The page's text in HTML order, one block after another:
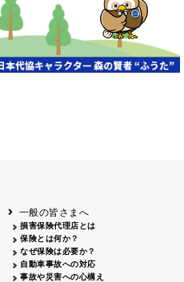
一般の皆さまへ
損害保険代理店とは
保険とは何か？
なぜ保険は必要か？
自動車事故への対応
事故や災害への心構え